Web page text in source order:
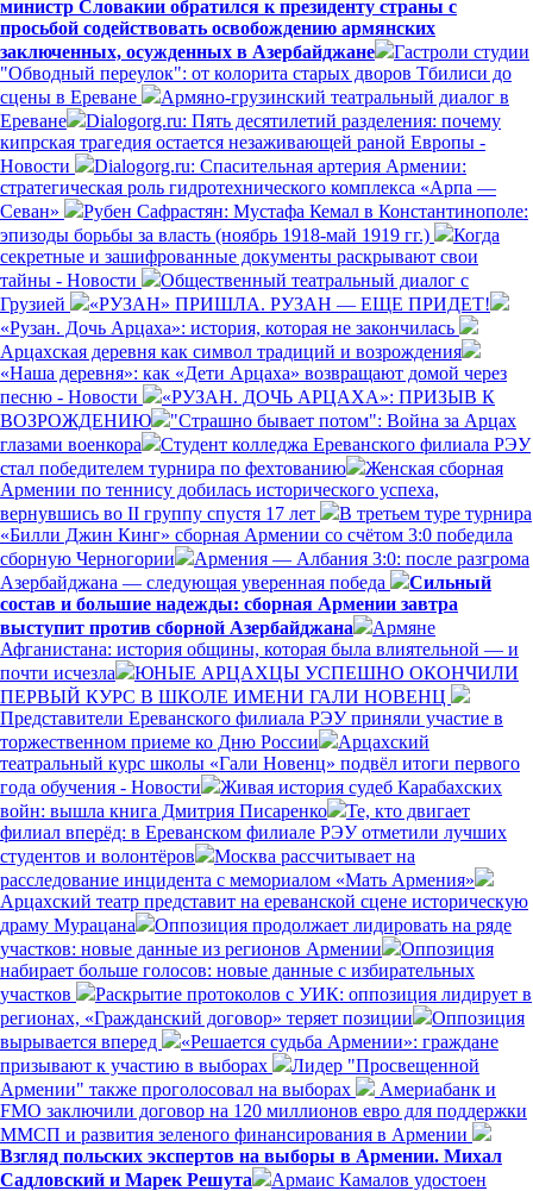
министр Словакии обратился к президенту страны с
просьбой содействовать освобождению армянских
заключенных, осужденных в Азербайджане
Гастроли студии
"Обводный переулок": от колорита старых дворов Тбилиси до
сцены в Ереване
Армяно-грузинский театральный диалог в
Ереване
Dialogorg.ru: Пять десятилетий разделения: почему
кипрская трагедия остается незаживающей раной Европы -
Новости
Dialogorg.ru: Спасительная артерия Армении:
стратегическая роль гидротехнического комплекса «Арпа —
Севан»
Рубен Сафрастян: Мустафа Кемал в Константинополе:
эпизоды борьбы за власть (ноябрь 1918-май 1919 гг.)
Когда
секретные и зашифрованные документы раскрывают свои
тайны - Новости
Общественный театральный диалог с
Грузией
«РУЗАН» ПРИШЛА. РУЗАН — ЕЩЕ ПРИДЕТ!
«Рузан. Дочь Арцаха»: история, которая не закончилась
Арцахская деревня как символ традиций и возрождения
«Наша деревня»: как «Дети Арцаха» возвращают домой через
песню - Новости
«РУЗАН. ДОЧЬ АРЦАХА»: ПРИЗЫВ К
ВОЗРОЖДЕНИЮ
"Страшно бывает потом": Война за Арцах
глазами военкора
Студент колледжа Ереванского филиала РЭУ
стал победителем турнира по фехтованию
Женская сборная
Армении по теннису добилась исторического успеха,
вернувшись во II группу спустя 17 лет
В третьем туре турнира
«Билли Джин Кинг» сборная Армении со счётом 3:0 победила
сборную Черногории
Армения — Албания 3:0: после разгрома
Азербайджана — следующая уверенная победа
Сильный
состав и большие надежды: сборная Армении завтра
выступит против сборной Азербайджана
Армяне
Афганистана: история общины, которая была влиятельной — и
почти исчезла
ЮНЫЕ АРЦАХЦЫ УСПЕШНО ОКОНЧИЛИ
ПЕРВЫЙ КУРС В ШКОЛЕ ИМЕНИ ГАЛИ НОВЕНЦ
Представители Ереванского филиала РЭУ приняли участие в
торжественном приеме ко Дню России
Арцахский
театральный курс школы «Гали Новенц» подвёл итоги первого
года обучения - Новости
Живая история судеб Карабахских
войн: вышла книга Дмитрия Писаренко
Те, кто двигает
филиал вперёд: в Ереванском филиале РЭУ отметили лучших
студентов и волонтёров
Москва рассчитывает на
расследование инцидента с мемориалом «Мать Армения»
Арцахский театр представит на ереванской сцене историческую
драму Мурацана
Оппозиция продолжает лидировать на ряде
участков: новые данные из регионов Армении
Оппозиция
набирает больше голосов: новые данные с избирательных
участков
Раскрытие протоколов с УИК: оппозиция лидирует в
регионах, «Гражданский договор» теряет позиции
Оппозиция
вырывается вперед
«Решается судьба Армении»: граждане
призывают к участию в выборах
Лидер "Просвещенной
Армении" также проголосовал на выборах
Америабанк и
FMO заключили договор на 120 миллионов евро для поддержки
ММСП и развития зеленого финансирования в Армении
Взгляд польских экспертов на выборы в Армении. Михал
Садловский и Марек Решута
Армаис Камалов удостоен